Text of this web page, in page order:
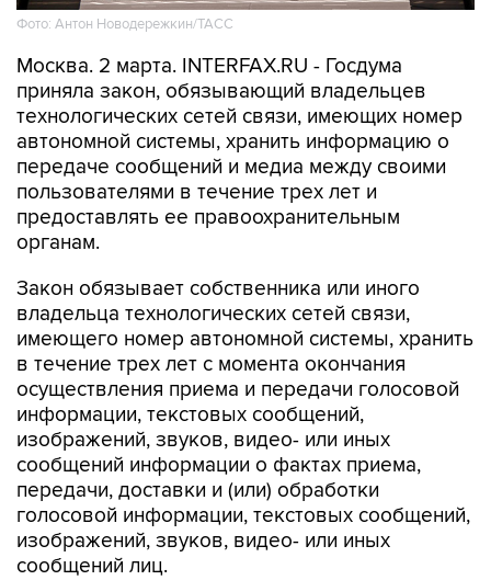
Фото: Антон Новодережкин/ТАСС
Москва. 2 марта. INTERFAX.RU - Госдума
приняла закон, обязывающий владельцев
технологических сетей связи, имеющих номер
автономной системы, хранить информацию о
передаче сообщений и медиа между своими
пользователями в течение трех лет и
предоставлять ее правоохранительным
органам.
Закон обязывает собственника или иного
владельца технологических сетей связи,
имеющего номер автономной системы, хранить
в течение трех лет с момента окончания
осуществления приема и передачи голосовой
информации, текстовых сообщений,
изображений, звуков, видео- или иных
сообщений информации о фактах приема,
передачи, доставки и (или) обработки
голосовой информации, текстовых сообщений,
изображений, звуков, видео- или иных
сообщений лиц.